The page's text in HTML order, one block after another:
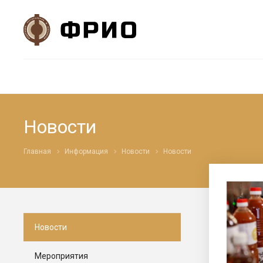
Новости
Главная Информация Новости Новости
Новости
Мероприятия